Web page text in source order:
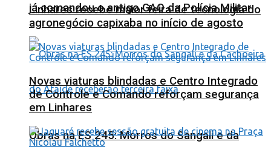
já comandou o antigo GAO da Polícia Militar
Obras na ES 245: Morros do Sangali e da
Linhares recebe maior feira de tecnologia do
agronegócio capixaba no início de agosto
Novas viaturas blindadas e Centro Integrado
de Controle e Comando reforçam segurança
em Linhares